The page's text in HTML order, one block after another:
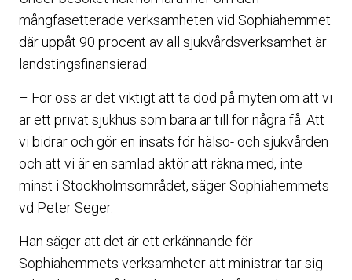
mångfasetterade verksamheten vid Sophiahemmet
där uppåt 90 procent av all sjukvårdsverksamhet är
landstingsfinansierad.
– För oss är det viktigt att ta död på myten om att vi
är ett privat sjukhus som bara är till för några få. Att
vi bidrar och gör en insats för hälso- och sjukvården
och att vi är en samlad aktör att räkna med, inte
minst i Stockholmsområdet, säger Sophiahemmets
vd Peter Seger.
Han säger att det är ett erkännande för
Sophiahemmets verksamheter att ministrar tar sig